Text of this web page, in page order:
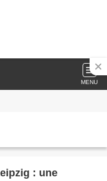
MENU
: une